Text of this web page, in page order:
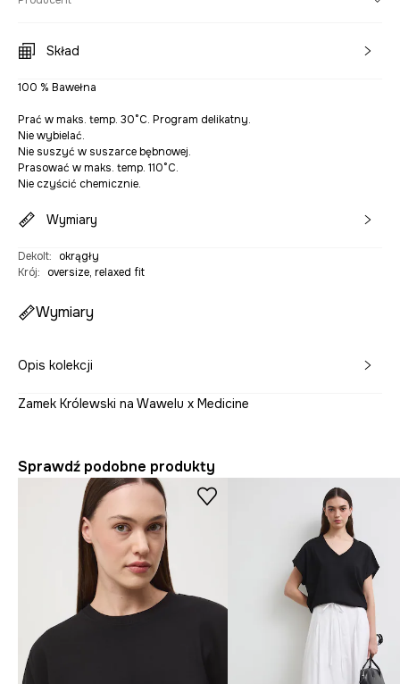
Skład
100 % Bawełna
Prać w maks. temp. 30°C. Program delikatny.
Nie wybielać.
Nie suszyć w suszarce bębnowej.
Prasować w maks. temp. 110°C.
Nie czyścić chemicznie.
Wymiary
Dekolt:
okrągły
Krój: oversize, relaxed fit
Wymiary
Opis kolekcji
Zamek Królewski na Wawelu x Medicine
Sprawdź podobne produkty